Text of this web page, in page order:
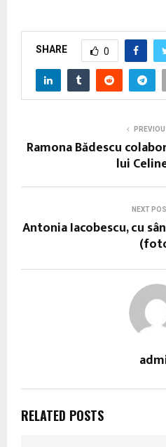
SHARE 0
Ramona Bădescu
lui
NEXT
Antonia Iacobescu, cu
RELATED POSTS